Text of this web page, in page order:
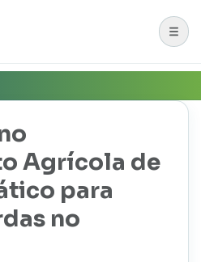
Agrícola de
para
no